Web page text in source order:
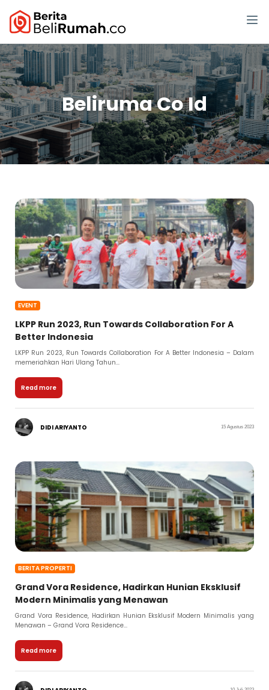
Beliruma Co Id
EVENT
LKPP Run 2023, Run Towards Collaboration For A
Better Indonesia
LKPP Run 2023, Run Towards Collaboration For A Better Indonesia – Dalam
memeriahkan Hari Ulang Tahun...
Read more
DIDI ARIYANTO 15 Agustus 2023
BERITA PROPERTI
Grand Vora Residence, Hadirkan Hunian Eksklusif
Modern Minimalis yang Menawan
Grand Vora Residence, Hadirkan Hunian Eksklusif Modern Minimalis yang
Menawan – Grand Vora Residence...
Read more